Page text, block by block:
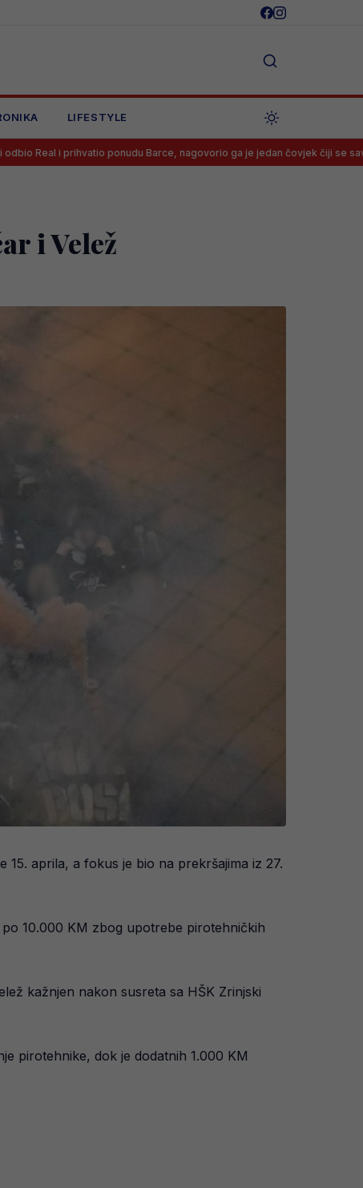
LIFESTYLE
ponudu Barce, nagovorio ga je jedan čovjek čiji se savjet mora slušati
i Velež
15. aprila, a fokus je bio na prekršajima iz 27.
10.000 KM zbog upotrebe pirotehničkih
kažnjen nakon susreta sa HŠK Zrinjski
pirotehnike, dok je dodatnih 1.000 KM